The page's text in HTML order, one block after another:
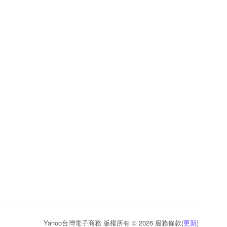
Yahoo台灣電子商務 版權所有 © 2026 服務條款(更新)